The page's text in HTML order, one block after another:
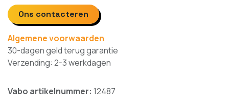
Ons contacteren
Algemene voorwaarden
30-dagen geld terug garantie
Verzending: 2-3 werkdagen
Vabo artikelnummer: 12487